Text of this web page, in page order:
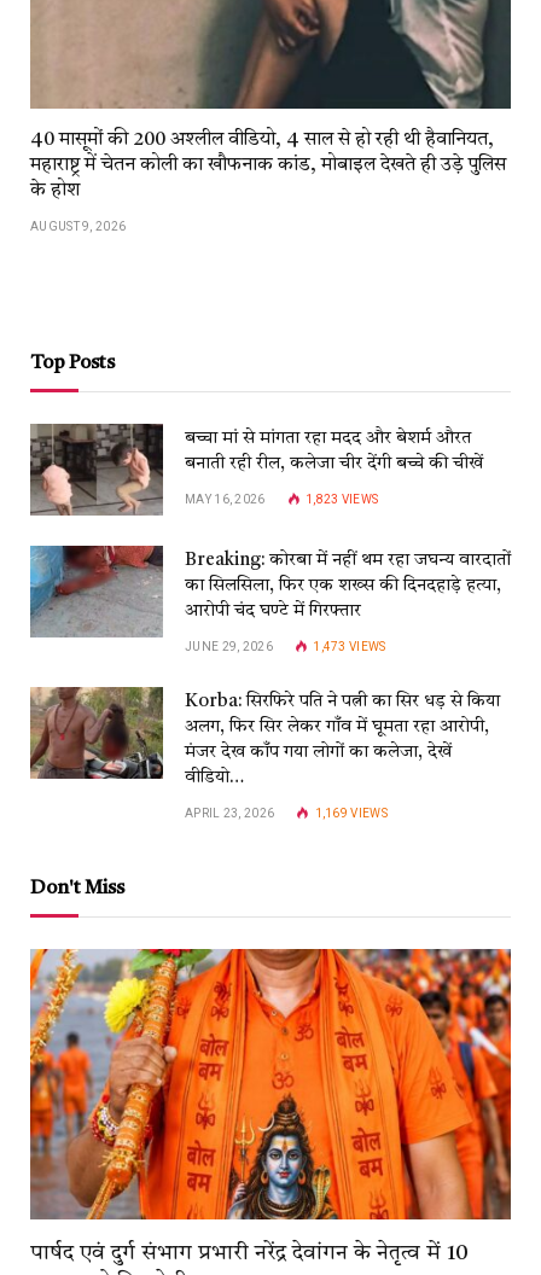
40 मासूमों की 200 अश्लील वीडियो, 4 साल से हो रही थी हैवानियत,
महाराष्ट्र में चेतन कोली का खौफनाक कांड, मोबाइल देखते ही उड़े पुलिस
के होश
AUGUST 9, 2026
Top Posts
बच्चा मां से मांगता रहा मदद और बेशर्म औरत
बनाती रही रील, कलेजा चीर देंगी बच्चे की चीखें
MAY 16, 2026 1,823 VIEWS
Breaking: कोरबा में नहीं थम रहा जघन्य वारदातों
का सिलसिला, फिर एक शख्स की दिनदहाड़े हत्या,
आरोपी चंद घण्टे में गिरफ्तार
JUNE 29, 2026 1,473VIEWS
Korba: सिरफिरे पति ने पत्नी का सिर धड़ से किया
अलग, फिर सिर लेकर गाँव में घूमता रहा आरोपी,
मंजर देख काँप गया लोगों का कलेजा, देखें
वीडियो…
APRIL 23, 2026 1,169VIEWS
Don't Miss
पार्षद एवं दुर्ग संभाग प्रभारी नरेंद्र देवांगन के नेतृत्व में 10